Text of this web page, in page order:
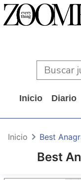
Inicio Diario
Best
Inicio Best